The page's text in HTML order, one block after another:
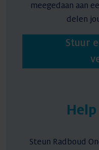
meegedaan aan
delen
Stuur
Steun Radboud